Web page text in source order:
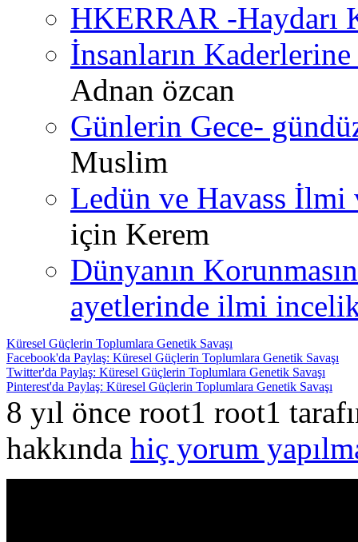
HKERRAR -Haydarı
İnsanların
Adnan özcan
Günlerin Gece-
Muslim
Ledün ve Havass İlmi
için Kerem
Dünyanın
ayetlerinde ilmi
Küresel Güçlerin Toplumlara Genetik Savaşı
Facebook'da Paylaş: Küresel Güçlerin Toplumlara Genetik Savaşı
Twitter'da Paylaş: Küresel Güçlerin Toplumlara Genetik Savaşı
Pinterest'da Paylaş: Küresel Güçlerin Toplumlara Genetik Savaşı
8 yıl önce root1 root1
hakkında hiç yorum